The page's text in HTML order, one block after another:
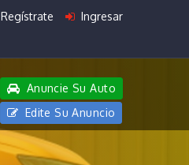
Regístrate Ingresar
Anuncie Su Auto
Edite Su Anuncio